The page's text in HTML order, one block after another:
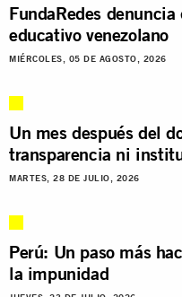
FundaRedes
educativo venezolano
MIÉRCOLES, 05 DE AGOSTO, 2026
Un mes después del
transparencia ni
MARTES, 28 DE JULIO, 2026
Perú: Un paso más
la impunidad